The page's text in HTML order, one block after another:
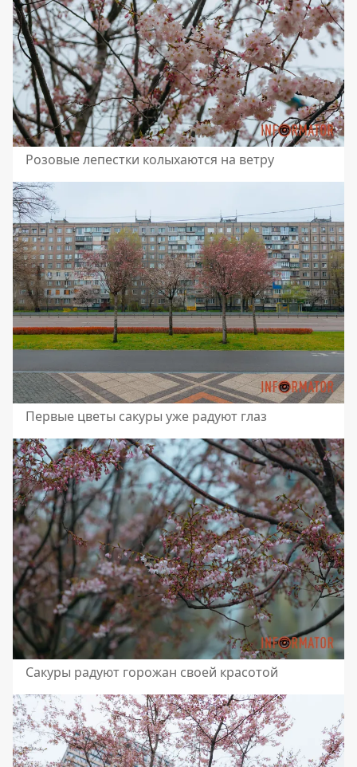
Розовые лепестки колыхаются на ветру
Первые цветы сакуры уже радуют глаз
Сакуры радуют горожан своей красотой